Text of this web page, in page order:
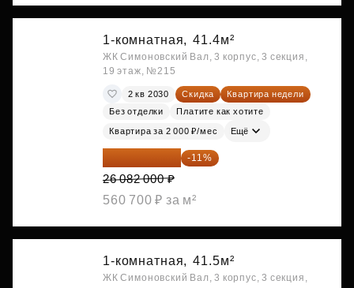
1-комнатная, 41.4м²
ЖК Симоновский Вал, 3 корпус, 3 секция,
19 этаж, №215
2 кв 2030 Скидка
Квартира недели
Без отделки
Платите как хотите
Квартира за 2 000 ₽/мес Ещё
23 212 980 ₽ -11%
26 082 000 ₽
560 700 ₽ за м²
1-комнатная, 41.5м²
ЖК Симоновский Вал, 3 корпус, 3 секция,